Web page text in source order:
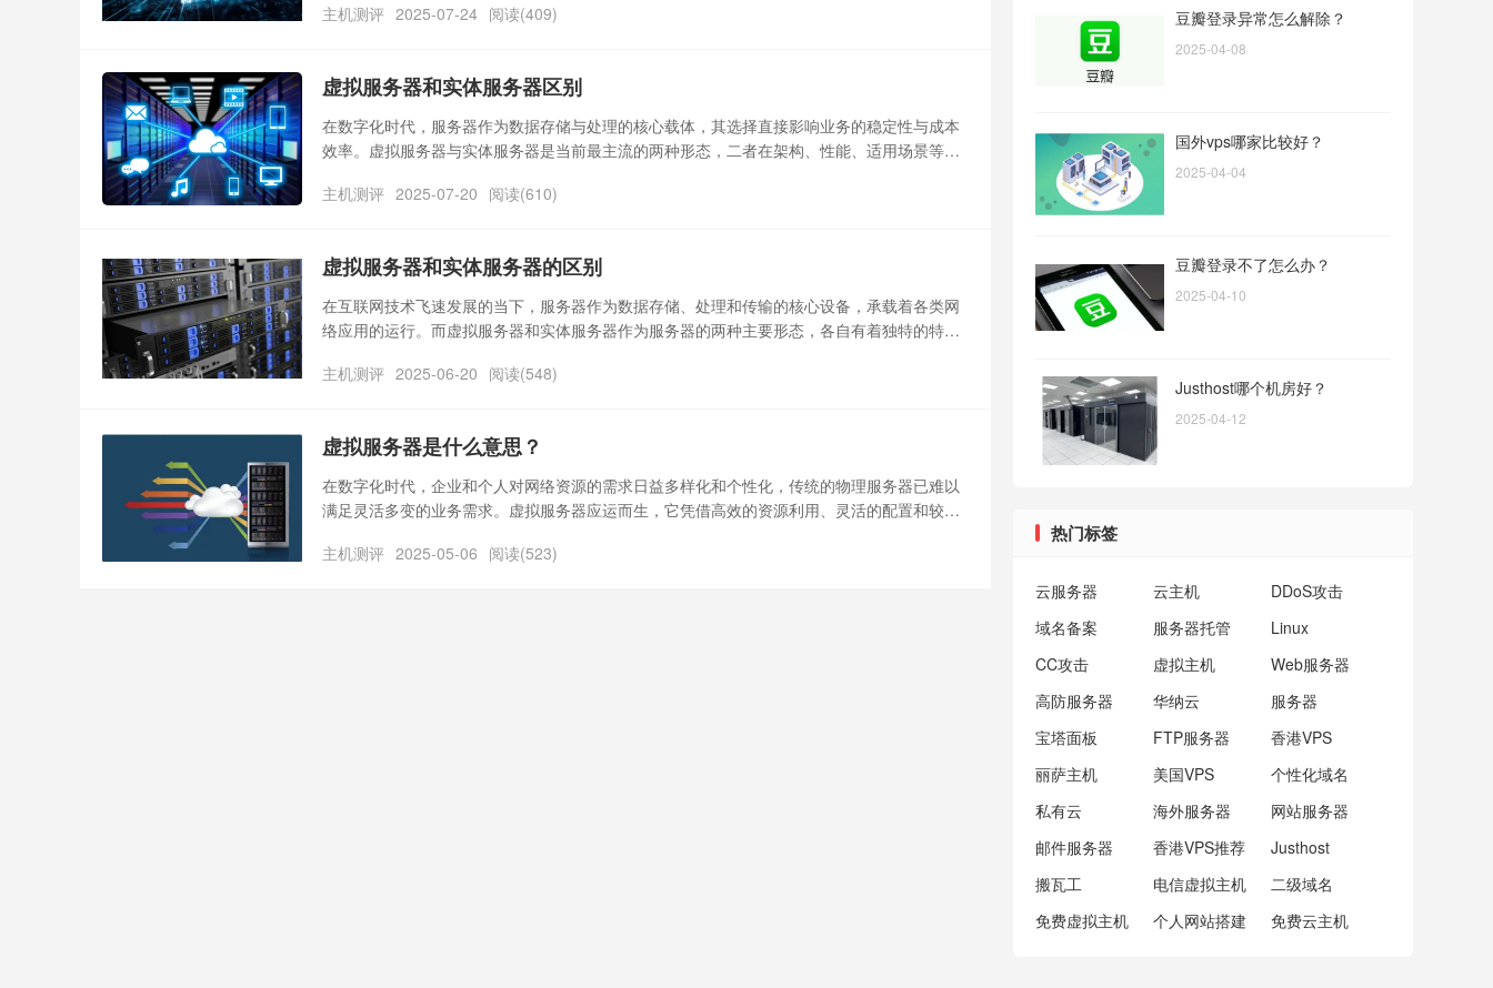
境，它兼具物理服务器的功能完整性与云计算的灵活性，是连接传统服务器与云服务的重要桥
主机测评 2025-07-24 阅读(409)
虚拟服务器和实体服务器区别
在数字化时代，服务器作为数据存储与处理的核心载体，其选择直接影响业务的稳定性与成本
效率。虚拟服务器与实体服务器是当前最主流的两种形态，二者在架构、性能、适用场景等方
主机测评 2025-07-20 阅读(610)
虚拟服务器和实体服务器的区别
在互联网技术飞速发展的当下，服务器作为数据存储、处理和传输的核心设备，承载着各类网
络应用的运行。而虚拟服务器和实体服务器作为服务器的两种主要形态，各自有着独特的特
主机测评 2025-06-20 阅读(548)
虚拟服务器是什么意思？
在数字化时代，企业和个人对网络资源的需求日益多样化和个性化，传统的物理服务器已难以
满足灵活多变的业务需求。虚拟服务器应运而生，它凭借高效的资源利用、灵活的配置和较低
主机测评 2025-05-06 阅读(523)
豆瓣登录异常怎么解除？
2025-04-08
国外vps哪家比较好？
2025-04-04
豆瓣登录不了怎么办？
2025-04-10
Justhost哪个机房好？
2025-04-12
热门标签
云服务器 云主机
DDoS攻击
域名备案
服务器托管
Linux
CC攻击
虚拟主机
Web服务器
高防服务器
华纳云
服务器
宝塔面板
FTP服务器
香港VPS
丽萨主机
美国VPS
个性化域名
私有云
海外服务器
网站服务器
邮件服务器
香港VPS推荐
Justhost
搬瓦工
电信虚拟主机
二级域名
免费虚拟主机
个人网站搭建 免费云主机